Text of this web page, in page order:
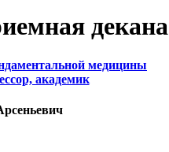
декана
медицины
академик